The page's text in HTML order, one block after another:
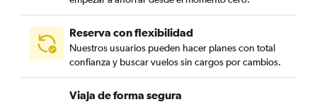
Reserva con flexibilidad
Nuestros usuarios pueden hacer planes con total
confianza y buscar vuelos sin cargos por cambios.
Viaja de forma segura